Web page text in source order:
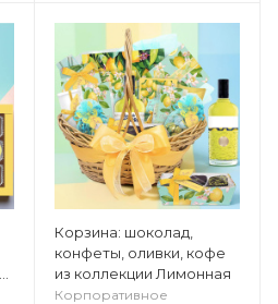
Корзина: шоколад,
конфеты, оливки, кофе
из коллекции Лимонная
Корпоративное